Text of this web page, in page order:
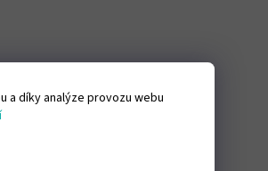
a díky analýze provozu webu